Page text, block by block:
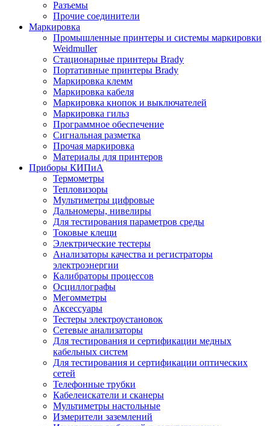
Разъемы
Прочие соединители
Маркировка
Промышленные принтеры и системы маркировки
Weidmuller
Стационарные принтеры Brady
Портативные принтеры Brady
Маркировка клемм
Маркировка кабеля
Маркировка кнопок и выключателей
Маркировка гильз
Программное обеспечение
Сигнальная разметка
Прочая маркировка
Материалы для принтеров
Приборы КИПиА
Термометры
Тепловизоры
Мультиметры цифровые
Дальномеры, нивелиры
Для тестирования параметров среды
Токовые клещи
Электрические тестеры
Анализаторы качества и регистраторы
электроэнергии
Калибраторы процессов
Осциллографы
Мегомметры
Аксессуары
Тестеры электроустановок
Сетевые анализаторы
Для тестирования и сертификации медных
кабельных систем
Для тестирования и сертификации оптических
сетей
Телефонные трубки
Кабелеискатели и сканеры
Мультиметры настольные
Измерители заземлений